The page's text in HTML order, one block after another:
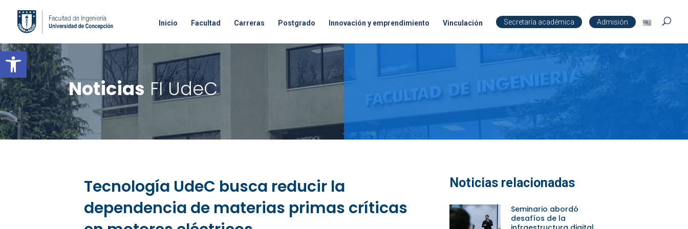
Open toolbar
Inicio Facultad Carreras Postgrado Innovación y emprendimiento Vinculación Secretaría académica Admisión
Noticias FI UdeC
Tecnología UdeC busca reducir la
dependencia de materias primas críticas
Noticias relacionadas
Seminario abordó
desafíos de la